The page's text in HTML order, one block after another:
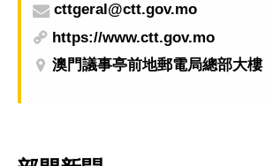
cttgeral@ctt.gov.mo
https://www.ctt.gov.mo
澳門議事亭前地郵電局總部大樓